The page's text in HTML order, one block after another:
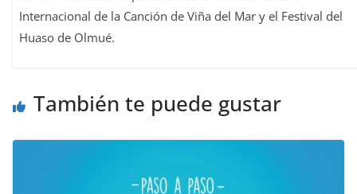
Internacional de la Canción de Viña del Mar y el Festival del
Huaso de Olmué.
También te puede gustar